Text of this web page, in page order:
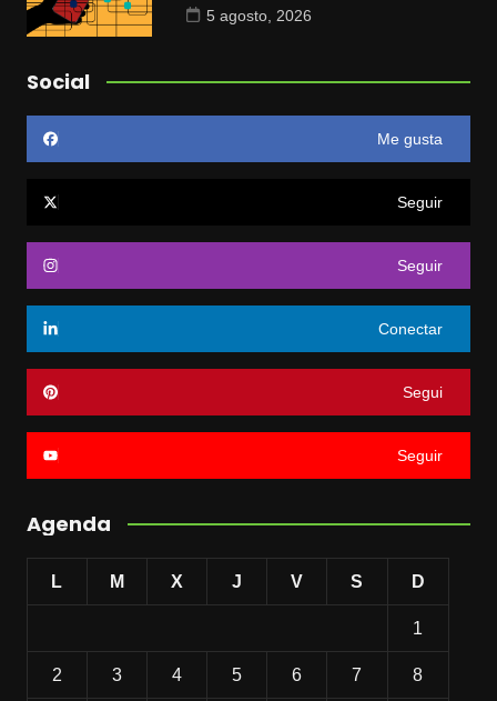
5 agosto, 2026
Social
Me gusta
Seguir
Seguir
Conectar
Segui
Seguir
Agenda
L M X J V S D
1
2 3 4 5 6 7 8